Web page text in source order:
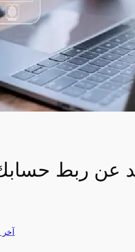
عن ربط
آخر